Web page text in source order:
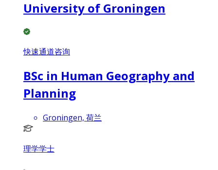
University of Groningen
快速通道咨询
BSc in Human Geography and
Planning
Groningen, 荷兰
理学学士